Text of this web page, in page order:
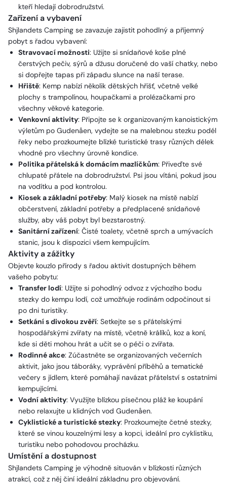
kteří hledají dobrodružství.
Zařízení a vybavení
Shjlandets Camping se zavazuje zajistit pohodlný a příjemný
pobyt s řadou vybavení:
Stravovací možnosti: Užijte si snídaňové koše plné
čerstvých pečiv, sýrů a džusu doručené do vaší chatky, nebo
si dopřejte tapas při západu slunce na naší terase.
Hřiště: Kemp nabízí několik dětských hřišť, včetně velké
plochy s trampolínou, houpačkami a prolézačkami pro
všechny věkové kategorie.
Venkovní aktivity: Připojte se k organizovaným kanoistickým
výletům po Gudenåen, vydejte se na malebnou stezku podél
řeky nebo prozkoumejte blízké turistické trasy různých délek
vhodné pro všechny úrovně kondice.
Politika přátelská k domácím mazlíčkům: Přiveďte své
chlupaté přátele na dobrodružství. Psi jsou vítáni, pokud jsou
na vodítku a pod kontrolou.
Kiosek a základní potřeby: Malý kiosek na místě nabízí
občerstvení, základní potřeby a předplacené snídaňové
služby, aby váš pobyt byl bezstarostný.
Sanitární zařízení: Čisté toalety, včetně sprch a umývacích
stanic, jsou k dispozici všem kempujícím.
Aktivity a zážitky
Objevte kouzlo přírody s řadou aktivit dostupných během
vašeho pobytu:
Transfer lodí: Užijte si pohodlný odvoz z výchozího bodu
stezky do kempu lodí, což umožňuje rodinám odpočinout si
po dni turistiky.
Setkání s divokou zvěří: Setkejte se s přátelskými
hospodářskými zvířaty na místě, včetně králíků, koz a koní,
kde si děti mohou hrát a učit se o péči o zvířata.
Rodinné akce: Zúčastněte se organizovaných večerních
aktivit, jako jsou táboráky, vyprávění příběhů a tematické
večery s jídlem, které pomáhají navázat přátelství s ostatními
kempujícími.
Vodní aktivity: Využijte blízkou písečnou pláž ke koupání
nebo relaxujte u klidných vod Gudenåen.
Cyklistické a turistické stezky: Prozkoumejte četné stezky,
které se vinou kouzelnými lesy a kopci, ideální pro cyklistiku,
turistiku nebo pohodovou procházku.
Umístění a dostupnost
Shjlandets Camping je výhodně situován v blízkosti různých
atrakcí, což z něj činí ideální základnu pro objevování.